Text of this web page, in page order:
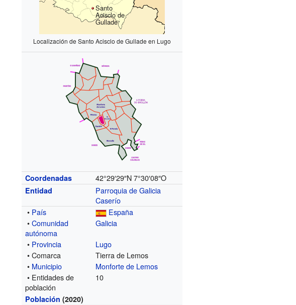
Santo
Acisclo de
Gullade
Localización de Santo Acisclo de Gullade en Lugo
Coordenadas 42°29′29″N 7°30′08″O
Entidad
Parroquia de Galicia
Caserío
• País
España
•Comunidad
autónoma
Galicia
• Provincia
Lugo
• Comarca
Tierra de Lemos
• Municipio
Monforte de Lemos
• Entidades de
población
10
Población (2020)